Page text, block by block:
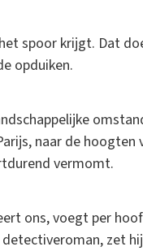
spoor krijgt. Dat
opduiken.
naar de hoogten
vermomt.
ons, voegt per
zet